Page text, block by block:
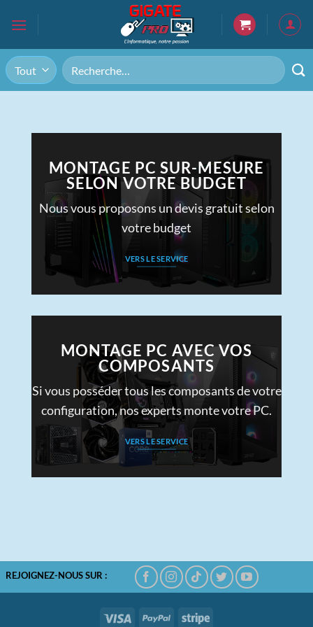
Recherche
pour :
MONTAGE PC SUR-MESURE
SELON VOTRE BUDGET
Nous vous proposons un devis gratuit selon
votre budget
VERS LE SERVICE
MONTAGE PC AVEC VOS
COMPOSANTS
Si vous posséder tous les composants de votre
configuration, nos experts monte votre PC.
VERS LE SERVICE
REJOIGNEZ-NOUS SUR :
Visa PayPal Stripe